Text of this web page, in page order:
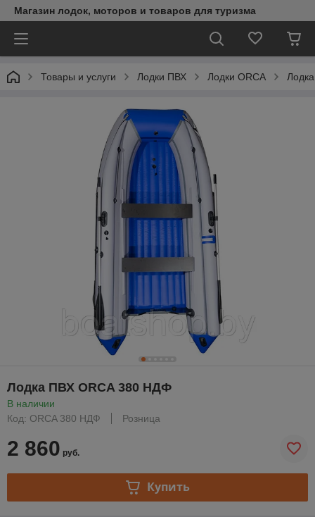
Магазин лодок, моторов и товаров для туризма
Товары и услуги Лодки ПВХ Лодки ORCA
Лодка ПВХ ORCA 380 НДФ
В наличии
Код: ORCA 380 НДФ
Розница
2 860 руб.
Купить